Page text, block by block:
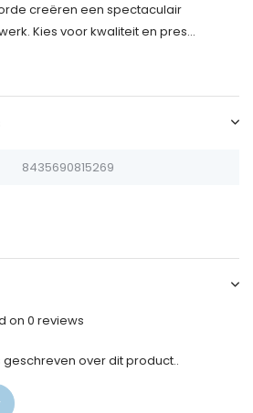
creëren een spectaculair
Kies voor kwaliteit en pres...
8435690815269
on 0 reviews
geschreven over dit product..